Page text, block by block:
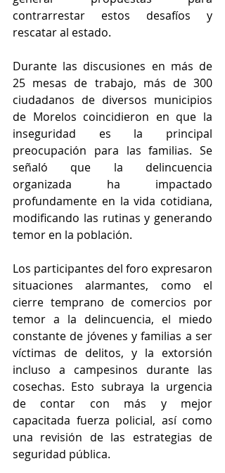
contrarrestar estos desafíos y
rescatar al estado.
Durante las discusiones en más de
25 mesas de trabajo, más de 300
ciudadanos de diversos municipios
de Morelos coincidieron en que la
inseguridad es la principal
preocupación para las familias. Se
señaló que la delincuencia
organizada ha impactado
profundamente en la vida cotidiana,
modificando las rutinas y generando
temor en la población.
Los participantes del foro expresaron
situaciones alarmantes, como el
cierre temprano de comercios por
temor a la delincuencia, el miedo
constante de jóvenes y familias a ser
víctimas de delitos, y la extorsión
incluso a campesinos durante las
cosechas. Esto subraya la urgencia
de contar con más y mejor
capacitada fuerza policial, así como
una revisión de las estrategias de
seguridad pública.